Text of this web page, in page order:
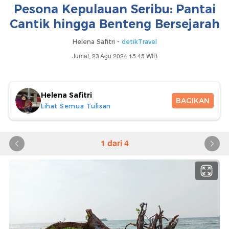
Pesona Kepulauan Seribu: Pantai
Cantik hingga Benteng Bersejarah
Helena Safitri - detikTravel
Jumat, 23 Agu 2024 15:45 WIB
Helena Safitri
Lihat Semua Tulisan
BAGIKAN
1 dari 4